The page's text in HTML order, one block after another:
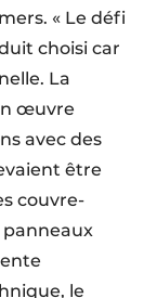
« Le défi
choisi car
La
œuvre
avec des
être
couvre-
panneaux
le